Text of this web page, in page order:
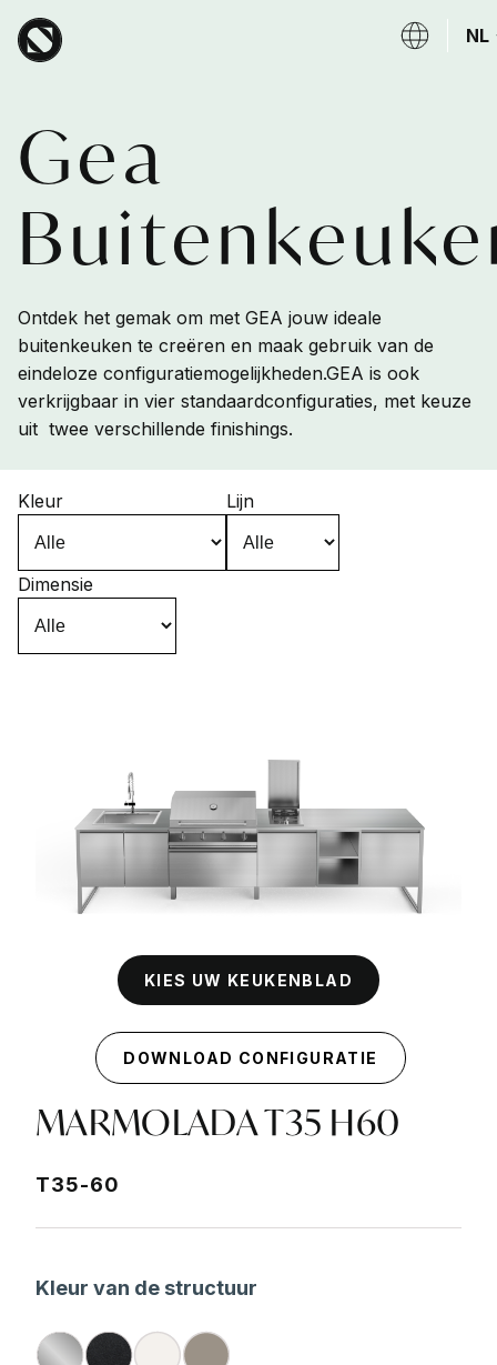
Overslaan en naar de inhoud gaan
NL
Gea
Ontdek het gemak om met GEA jouw ideale
buitenkeuken te creëren en maak gebruik van de
eindeloze configuratiemogelijkheden.GEA is ook
verkrijgbaar in vier standaardconfiguraties, met keuze
uit twee verschillende finishings.
Kleur Lijn
Dimensie
KIES UW KEUKENBLAD
DOWNLOAD CONFIGURATIE
MARMOLADA T35 H60
T35-60
Kleur van de structuur